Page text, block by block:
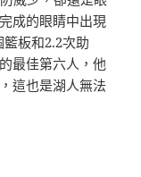
成的眼睛中出現
板和2.2次助
最佳第六人，他
這也是湖人無法